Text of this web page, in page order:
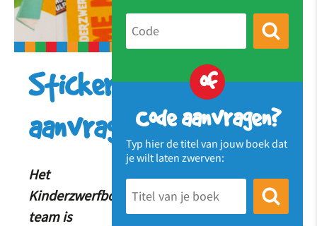
of
Code aanvragen?
Typ hier de titel van jouw boek dat
je wilt laten zwerven:
Stickers
aanvragen
Het
Kinderzwerfboek
team is